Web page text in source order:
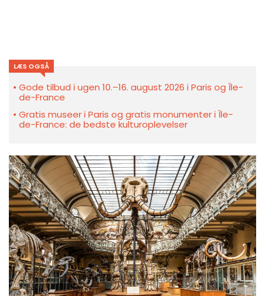
LÆS OGSÅ
Gode tilbud i ugen 10.–16. august 2026 i Paris og Île-
de-France
Gratis museer i Paris og gratis monumenter i Île-
de-France: de bedste kulturoplevelser